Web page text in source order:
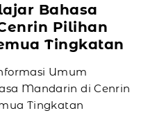
Bahasa
Pilihan
Tingkatan
Umum
Mandarin di Cenrin
Tingkatan